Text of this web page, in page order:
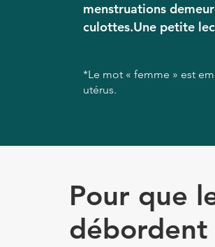
menstruations
culottes.Une petite
*Le mot « femme » est
utérus.
Pour que